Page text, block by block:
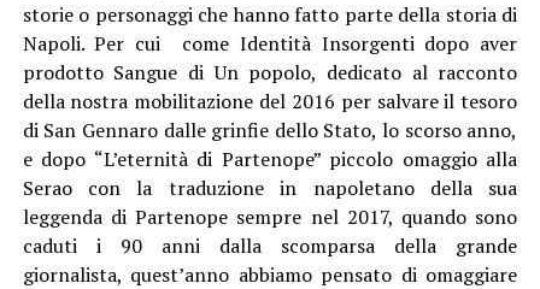
storie o personaggi che hanno fatto parte della storia di
Napoli. Per cui come Identità Insorgenti dopo aver
prodotto Sangue di Un popolo, dedicato al racconto
della nostra mobilitazione del 2016 per salvare il tesoro
di San Gennaro dalle grinfie dello Stato, lo scorso anno,
e dopo “L’eternità di Partenope” piccolo omaggio alla
Serao con la traduzione in napoletano della sua
leggenda di Partenope sempre nel 2017, quando sono
caduti i 90 anni dalla scomparsa della grande
giornalista, quest’anno abbiamo pensato di omaggiare